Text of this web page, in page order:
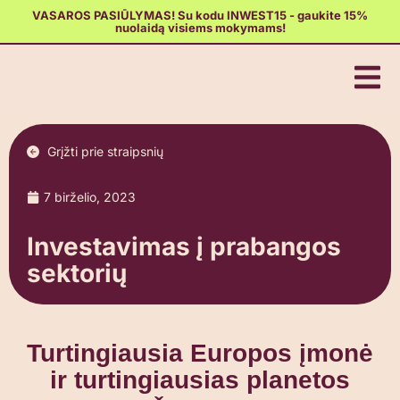
VASAROS PASIŪLYMAS! Su kodu INWEST15 - gaukite 15%
nuolaidą visiems mokymams!
Grįžti prie straipsnių
7 birželio, 2023
Investavimas į prabangos
sektorių
Turtingiausia Europos įmonė
ir turtingiausias planetos